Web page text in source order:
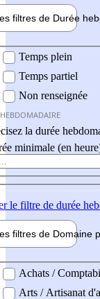
filtres de Durée
Temps plein
Temps partiel
Non renseignée
la durée
minimale (en
le filtre de durée
filtres de Domaine
professionel
Achats /
Arts / Artisanat